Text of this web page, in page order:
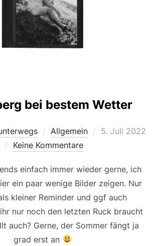
bei bestem Wetter
Allgemein
Veröffentlicht
5. Juli 2022
Keine Kommentare
einfach immer wieder gerne, ich
ein paar wenige Bilder zeigen. Nur
kleiner Reminder und ggf auch
nur noch den letzten Ruck braucht
auch? Gerne, der Sommer fängt ja
grad erst an